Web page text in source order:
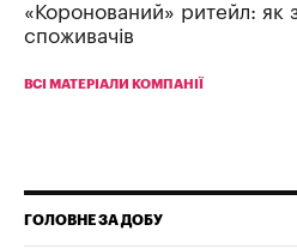
«Коронований» ритейл: як
споживачів
ВСІ МАТЕРІАЛИ КОМПАНІЇ
ГОЛОВНЕ ЗА ДОБУ